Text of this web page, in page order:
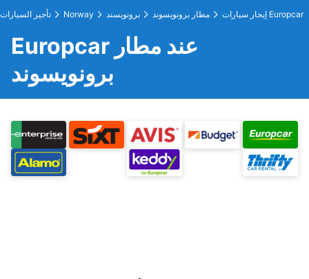
تأجير السيارات Norway برونويسند مطار برونويسوند إيجار سيارات Europcar
Europcar عند مطار
برونويسوند